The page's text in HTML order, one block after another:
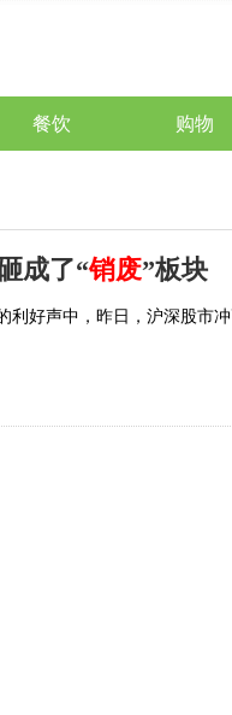
餐饮 购物
成了“销废”板块
利好声中，昨日，沪深股市